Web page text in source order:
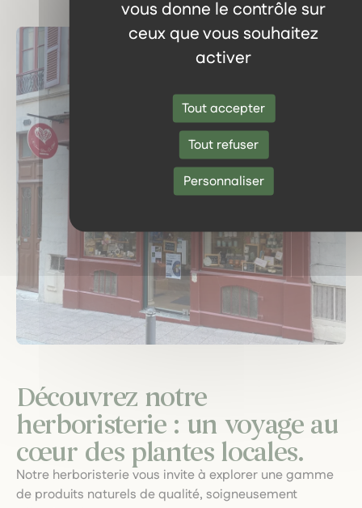
vous donne le contrôle sur
ceux que vous souhaitez
activer
Tout accepter
Tout refuser
Personnaliser
Découvrez notre
herboristerie : un voyage au
cœur des plantes locales.
Notre herboristerie vous invite à explorer une gamme
de produits naturels de qualité, soigneusement